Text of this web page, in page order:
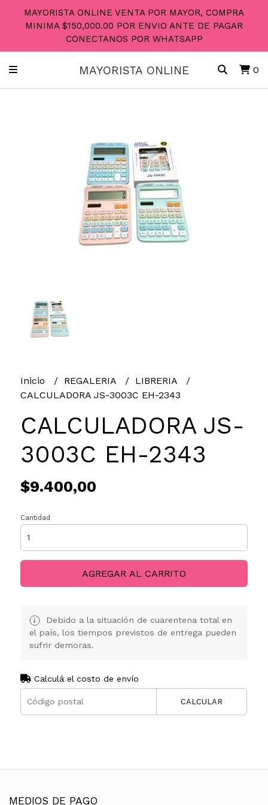
MAYORISTA ONLINE VENTA POR MAYOR, COMPRA
MINIMA $150,000.00 POR ENVIO ANTE DE PAGAR
CONECTANOS POR WHATSAPP
MAYORISTA ONLINE 0
Inicio REGALERIA
LIBRERIA
CALCULADORA JS-3003C EH-2343
CALCULADORA JS-
3003C EH-2343
$9.400,00
Cantidad
AGREGAR AL CARRITO
Debido a la situación de cuarentena total en
el país, los tiempos previstos de entrega pueden
sufrir demoras.
Calculá el costo de envío
CALCULAR
MEDIOS DE PAGO